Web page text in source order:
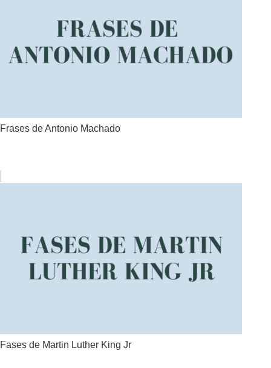
Frases de Antonio Machado
Fases de Martin Luther King Jr